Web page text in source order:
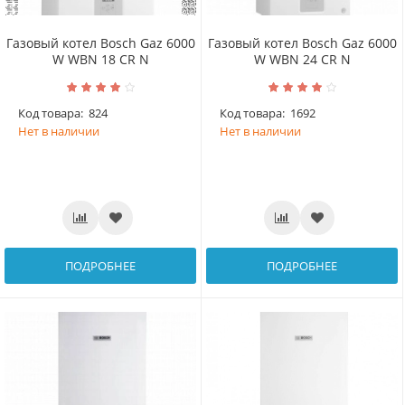
Газовый котел Bosch Gaz 6000
W WBN 18 CR N
Код товара: 824
Нет в наличии
ПОДРОБНЕЕ
Газовый котел Bosch Gaz 6000
W WBN 24 CR N
Код товара: 1692
Нет в наличии
ПОДРОБНЕЕ